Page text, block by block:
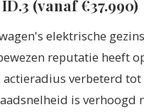
(vanaf €37.990)
elektrische
reputatie heeft
actieradius verbeterd
is verhoogd